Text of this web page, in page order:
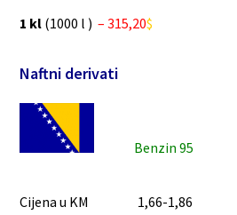
1 kl (1000 l ) – 315,20$
Naftni derivati
Benzin 95
Cijena u KM 1,66-1,86